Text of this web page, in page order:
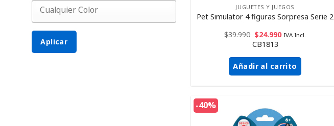
Aplicar
JUGUETES Y JUEGOS
Pet Simulator 4 figuras Sorpresa Serie 2
$39.990 $24.990 IVA Incl.
CB1813
Añadir al carrito
-40%